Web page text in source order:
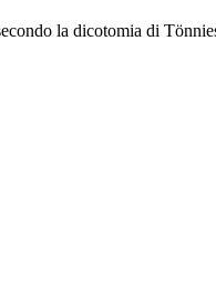
la dicotomia di